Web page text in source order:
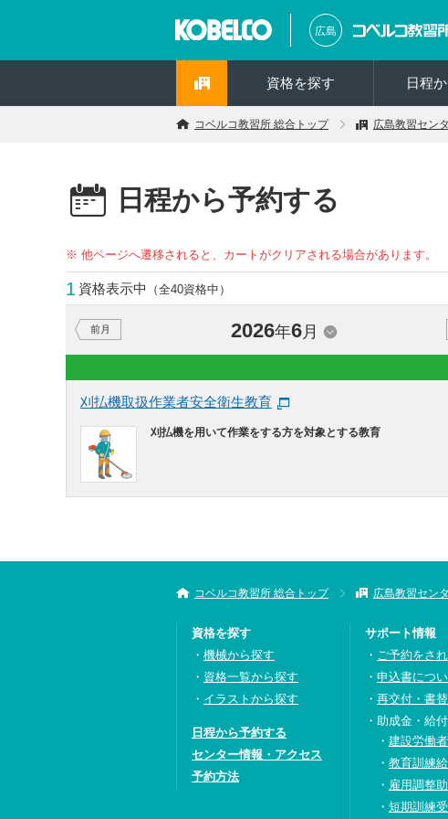
広島
資格を探す 日程
コベルコ教習所 総合トップ 広島教習セン
日程から予約する
※ 他ページへ遷移されると、カートがクリアされる場合があります。
1 資格表示中 （全40資格中）
前月 2026年6月
刈払機取扱作業者安全衛生教育
刈払機を用いて作業をする方を対象とする教育
コベルコ教習所 総合トップ 広島教習セン
資格を探す
機械から探す
資格一覧から探す
イラストから探す
日程から予約する
センター情報・アクセス
予約方法
サポート情報
ご予約をさ
申込書につ
再交付・書
助成金・給
建設労働
教育訓練
雇用調整
短期訓練